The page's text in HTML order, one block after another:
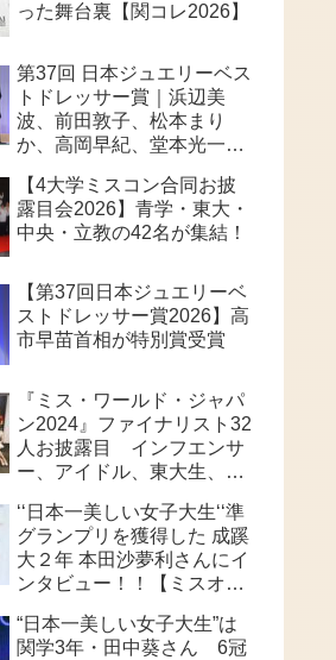
った舞台裏【関コレ2026】
第37回 日本ジュエリーベス
トドレッサー賞｜浜辺美
波、前田敦子、松本まり
か、高岡早紀、堂本光一、
賞
【4大学ミスコン合同お披
露目会2026】青学・東大・
中央・立教の42名が集結！
【第37回日本ジュエリーベ
ストドレッサー賞2026】高
市早苗首相が特別賞受賞
『ミス・ワールド・ジャパ
ン2024』ファイナリスト32
人お披露目 インフエンサ
ー、アイドル、東大生、俳
頂点は、誰なのか？
‘‘日本一美しい女子大生‘‘準
グランプリを獲得した 成蹊
大２年 本田沙夢利さんにイ
ンタビュー！！【ミスオブ
“日本一美しい女子大生”は
関学3年・田中葵さん 6冠